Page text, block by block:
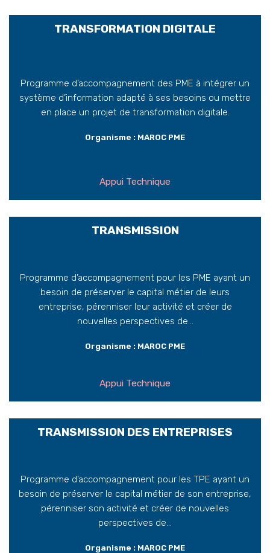
TRANSFORMATION DIGITALE
Programme d’accompagnement des PME à intégrer un
système d’information adapté à ses besoins ou mettre
en place un projet de transformation digitale.
Organisme : MAROC PME
Appui Technique
TRANSMISSION
Programme d’accompagnement pour les PME ayant un
besoin de préserver le capital métier de leurs
entreprise, pérenniser leur activité et créer de
nouvelles perspectives de...
Organisme : MAROC PME
Appui Technique
TRANSMISSION DES ENTREPRISES
Programme d’accompagnement pour les TPE ayant un
besoin de préserver le capital métier de son entreprise,
pérenniser son activité et créer de nouvelles
perspectives de...
Organisme : MAROC PME